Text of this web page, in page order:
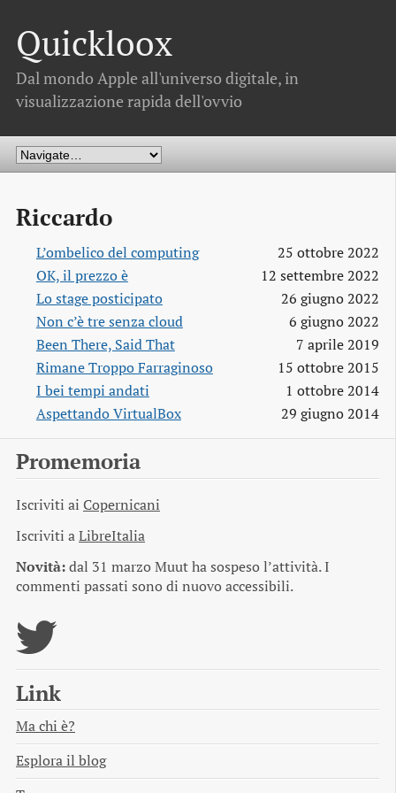
Quickloox
Dal mondo Apple all'universo digitale, in
visualizzazione rapida dell'ovvio
Riccardo
L’ombelico del computing
25 ottobre 2022
OK, il prezzo è
12 settembre 2022
Lo stage posticipato
26 giugno 2022
Non c’è tre senza cloud
6 giugno 2022
Been There, Said That
7 aprile 2019
Rimane Troppo Farraginoso
15 ottobre 2015
I bei tempi andati
1 ottobre 2014
Aspettando VirtualBox
29 giugno 2014
Promemoria
Iscriviti ai Copernicani
Iscriviti aLibreItalia
Novità:dal 31 marzo Muut ha sospeso l’attività. I
commenti passati sono di nuovo accessibili.
Link
Ma chi è?
Esplora il blog